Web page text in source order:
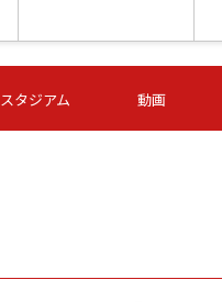
第16節 09/06 (日) 15:00
-
スタジアム 動画